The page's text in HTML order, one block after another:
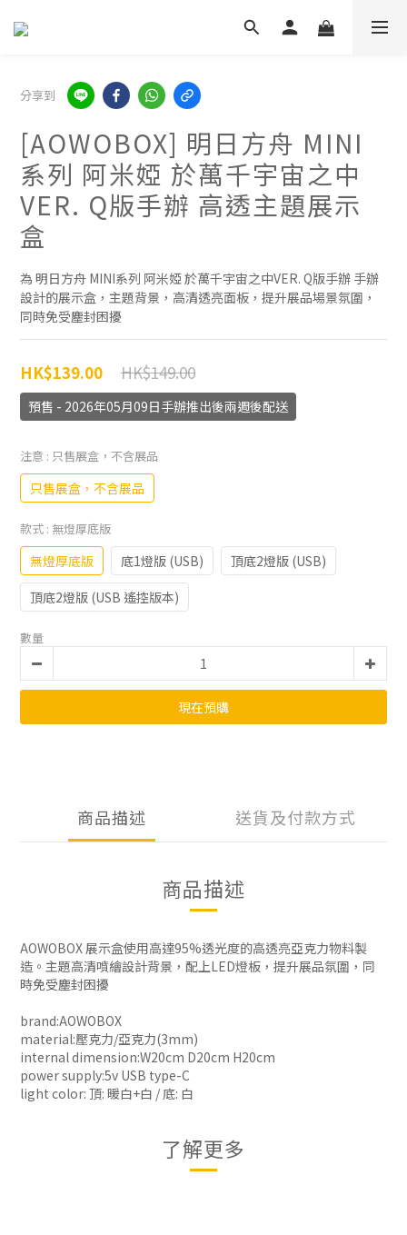
分享到
[AOWOBOX] 明日方舟 MINI
系列 阿米婭 於萬千宇宙之中
VER. Q版手辦 高透主題展示
盒
為 明日方舟 MINI系列 阿米婭 於萬千宇宙之中VER. Q版手辦 手辦
設計的展示盒，主題背景，高清透亮面板，提升展品場景氛圍，
同時免受塵封困擾
HK$149.00
HK$139.00
預售 - 2026年05月09日手辦推出後兩週後配送
注意 : 只售展盒，不含展品
只售展盒，不含展品
款式 : 無燈厚底版
無燈厚底版 底1燈版 (USB)
頂底2燈版 (USB)
頂底2燈版 (USB 遙控版本)
數量
現在預購
商品描述 送貨及付款方式
商品描述
AOWOBOX 展示盒使用高達95%透光度的高透亮亞克力物料製
造。主題高清噴繪設計背景，配上LED燈板，提升展品氛圍，同
時免受塵封困擾
brand:AOWOBOX
material:壓克力/亞克力(3mm)
internal dimension:W20cm D20cm H20cm
power supply:5v USB type-C
light color: 頂: 暖白+白 / 底: 白
了解更多